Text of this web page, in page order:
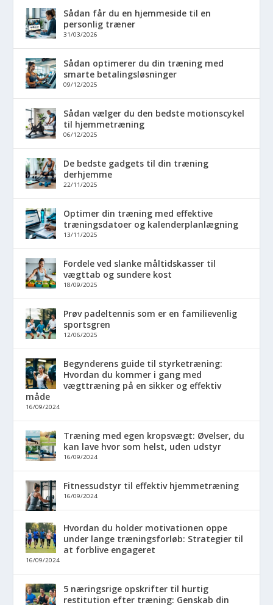
PRØV PADELTENNIS SOM ER EN
FAMILIEVENLIG SPORTSGRE...
SÅDAN OPBYGGER DU EN EFFEKTIV
TRÆNINGSRUTINE: TIPS...
Sådan får du en hjemmeside til en
personlig træner
31/03/2026
Sådan optimerer du din træning med
smarte betalingsløsninger
09/12/2025
Sådan vælger du den bedste motionscykel
til hjemmetræning
06/12/2025
De bedste gadgets til din træning
derhjemme
22/11/2025
Optimer din træning med effektive
træningsdatoer og kalenderplanlægning
13/11/2025
Fordele ved slanke måltidskasser til
vægttab og sundere kost
18/09/2025
Prøv padeltennis som er en familievenlig
sportsgren
12/06/2025
Begynderens guide til styrketræning:
Hvordan du kommer i gang med
vægttræning på en sikker og effektiv
måde
16/09/2024
Træning med egen kropsvægt: Øvelser, du
kan lave hvor som helst, uden udstyr
16/09/2024
Fitnessudstyr til effektiv hjemmetræning
16/09/2024
Hvordan du holder motivationen oppe
under lange træningsforløb: Strategier til
at forblive engageret
16/09/2024
5 næringsrige opskrifter til hurtig
restitution efter træning: Genskab din